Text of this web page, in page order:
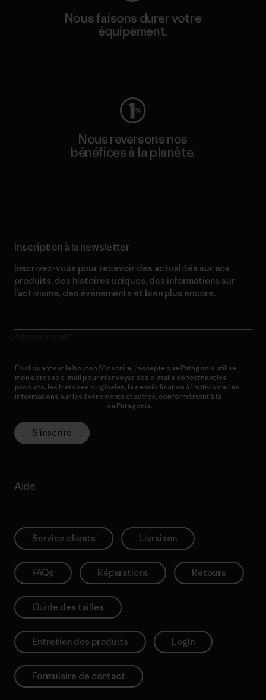
Nous faisons durer votre
équipement.
Nous reversons nos
bénéfices à la planète.
Inscription à la newsletter
Inscrivez-vous pour recevoir des actualités sur nos
produits, des histoires uniques, des informations sur
l’activisme, des événements et bien plus encore.
En cliquant sur le bouton S’inscrire, j’accepte que Patagonia utilise
mon adresse e-mail pour m’envoyer des e-mails concernant les
produits, les histoires originales, la sensibilisation à l’activisme, les
informations sur les événements et autres, conformément à la
de Patagonia.
S’inscrire
Aide
Service clients Livraison
FAQs Réparations Retours
Guide des tailles
Entretien des produits Login
Formulaire de contact